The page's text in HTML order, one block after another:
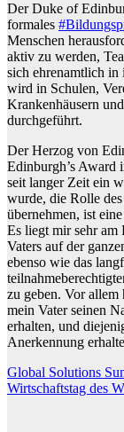
Der Duke of
formales
Menschen
aktiv zu werden,
sich ehrenamtlich in
wird in Schulen,
Krankenhäusern
durchgeführt.
Der Herzog von
Edinburgh’s Award
seit langer Zeit ein
wurde, die Rolle
übernehmen, ist
Es liegt mir sehr am
Vaters auf der
ebenso wie das
zu geben. Vor allem
mein Vater seinen
erhalten, und
Anerkennung
Global Solutions
Wirtschaftstag des